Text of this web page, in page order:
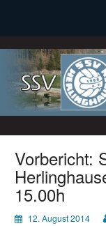
SSV
Vorbericht:
15.00h
12. August 2014